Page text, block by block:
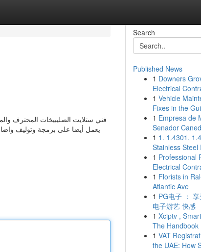
فني ستلايت الصليبيخات المحترف
يعمل أيضا على برمجة وتوليف
Search
Published News
1 Downers
Electrical
1 Vehicle
Fixes in the
1 Empresa de
Senador
1 1. 1.4301,
Stainless Steel
1 Professional
Electrical
1 Florists in
Atlantic Ave
1 PG电子 ：
电子游艺 快感
1 Xciptv ,
The Handbook
1 VAT
the UAE: How